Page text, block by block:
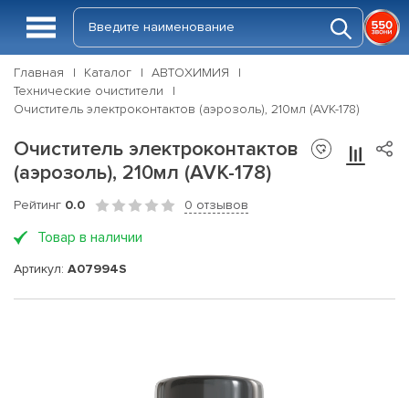
Главная Каталог
АВТОХИМИЯ
Технические очистители
Очиститель электроконтактов (аэрозоль), 210мл (AVK-178)
Очиститель электроконтактов
(аэрозоль), 210мл (AVK-178)
Рейтинг 0.0 0 отзывов
Товар в наличии
Артикул: A07994S